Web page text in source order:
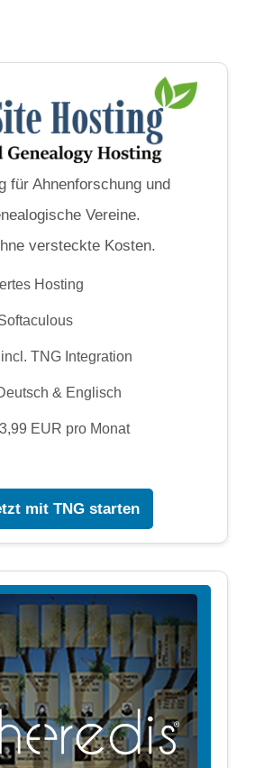
für Ahnenforschung und
Vereine.
versteckte Kosten.
Hosting
TNG Integration
& Englisch
EUR pro Monat
mit TNG starten